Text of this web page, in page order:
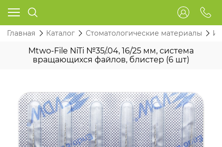
Главная Каталог Стоматологические материалы
Mtwo-File NiTi №35/.04, 16/25 мм, система
вращающихся файлов, блистер (6 шт)